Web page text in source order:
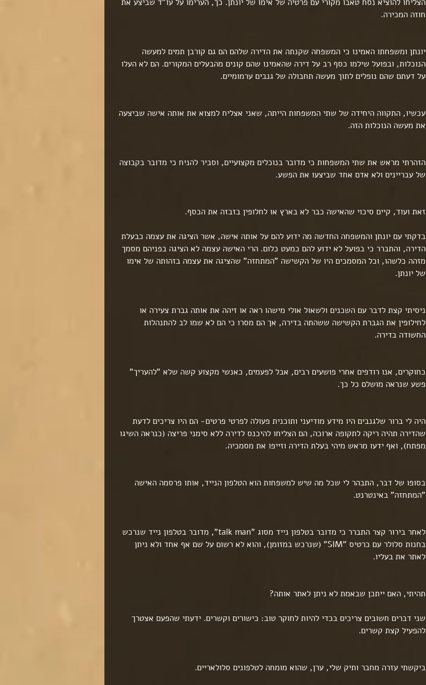
חוזה המכירה.
יונתן ומשפחתו האמינו כי המשפחה שקנתה את הדירה שלהם הם גם קורבן תמים למעשה
הנוכלות, ובפועל שילמו כסף רב על דירה שהאמינו שהם קונים מהבעלים המקורים. הם לא העלו
על דעתם שהם נופלים לתוך מעשה תחבולה של גנבים ערמומיים.
עכשיו, התקווה היחידה של שתי המשפחות הייתה, שאני אצליח למצוא את אותה אישה שביצעה
את מעשה הנוכלות הזה.
הזהרתי מראש את שתי המשפחות כי מדובר בנוכלים מקצועיים, וסביר להניח כי מדובר בקבוצה
של עבריינים ולא אדם אחד שביצעו את הפשע.
זאת ועוד, קיים סיכוי שהאישה כבר לא בארץ או לחלופין בזבזה את הכסף.
בדקתי עם יונתן והמשפחה החדשה מה ידוע להם על אותה אישה, אשר הציגה את עצמה כבעלת
הדירה, והתברר כי בפועל לא ידוע להם כמעט כלום. הרי האישה עצמה לא הציגה בפניהם מסמך
מזהה כלשהו, וכל המסמכים היו של הקשישה "המתחזה" שהציגה את עצמה בזהותה של אימו
של יונתן.
ניסיתי קצת לדבר עם השכנים ולשאול אולי מישהו ראה או זיהה את אותה גברת צעירה או
לחילופין את הגברת הקשישה ששהתה בדירה, אך הם מסרו כי הם לא שמו לב להתנהלות
החשודה בדירה.
כחוקרים, אנו רודפים אחרי פושעים רבים, אבל לפעמים, כאנשי מקצוע קשה שלא "להעריך"
פשע שנראה מושלם כל כך.
היה לי ברור שלגנבים היו מידע מודיעני ותוכנית פעולה לפרטי פרטים- הם היו צריכים לדעת
שהדירה תהיה ריקה לתקופה ארוכה, הם הצליחו להיכנס לדירה ללא סימני פריצה (כנראה השיגו
מפתח), ואף ידעו מראש מיהי בעלת הדירה וזייפו את מסמכיה.
בסופו של דבר, התבהר לי שכל מה שיש למשפחות הוא הטלפון הנייד, אותו פרסמה האישה
"המתחזה" באינטרנט.
לאחר בירור קצר התברר כי מדובר בטלפון נייד מסוג "talk man", מדובר בטלפון נייד שנרכש
בחנות סלולר עם כרטיס "SIM" (שנרכש במזומן), והוא לא רשום על שם אף אחד ולא ניתן
לאתר את בעליו.
תהיתי, האם ייתכן שבאמת לא ניתן לאתר אותה?
שני דברים חשובים צריכים בכדי להיות לחוקר טוב: כישורים וקשרים. ידעתי שהפעם אצטרך
להפעיל קצת קשרים.
ביקשתי עזרה מחבר ותיק שלי, ערן, שהוא מומחה לטלפונים סלולאריים.